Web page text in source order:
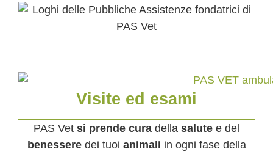
Visite ed esami
PAS Vet si prende cura della salute e del
benesseredei tuoi animali in ogni fase della